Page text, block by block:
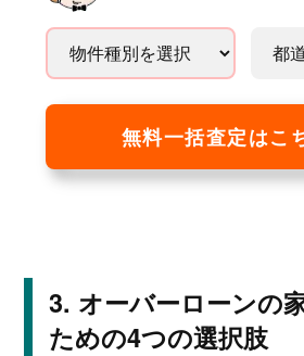
無料一括査定はこ
オーバーローンの
ための4つの選択肢